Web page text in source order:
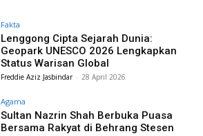
Fakta
Lenggong Cipta Sejarah Dunia:
Geopark UNESCO 2026 Lengkapkan
Status Warisan Global
Freddie Aziz Jasbindar - 28 April 2026
Agama
Sultan Nazrin Shah Berbuka Puasa
Bersama Rakyat di Behrang Stesen